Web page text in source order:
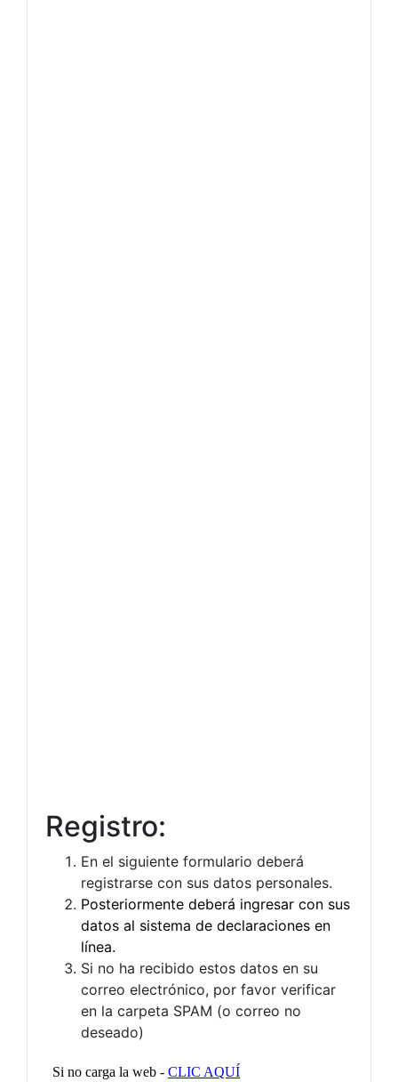
Registro:
En el siguiente formulario deberá
registrarse con sus datos personales.
Posteriormente deberá ingresar con sus
datos al sistema de declaraciones en
línea.
Si no ha recibido estos datos en su
correo electrónico, por favor verificar
en la carpeta SPAM (o correo no
deseado)